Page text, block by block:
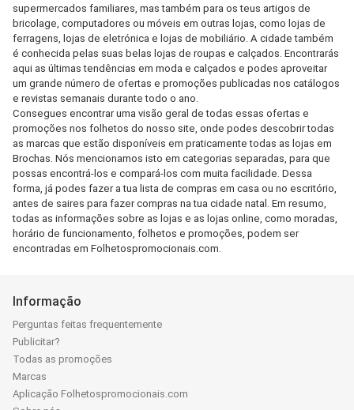
supermercados familiares, mas também para os teus artigos de
bricolage, computadores ou móveis em outras lojas, como lojas de
ferragens, lojas de eletrónica e lojas de mobiliário. A cidade também
é conhecida pelas suas belas lojas de roupas e calçados. Encontrarás
aqui as últimas tendências em moda e calçados e podes aproveitar
um grande número de ofertas e promoções publicadas nos catálogos
e revistas semanais durante todo o ano.
Consegues encontrar uma visão geral de todas essas ofertas e
promoções nos folhetos do nosso site, onde podes descobrir todas
as marcas que estão disponíveis em praticamente todas as lojas em
Brochas. Nós mencionamos isto em categorias separadas, para que
possas encontrá-los e compará-los com muita facilidade. Dessa
forma, já podes fazer a tua lista de compras em casa ou no escritório,
antes de saires para fazer compras na tua cidade natal. Em resumo,
todas as informações sobre as lojas e as lojas online, como moradas,
horário de funcionamento, folhetos e promoções, podem ser
encontradas em Folhetospromocionais.com.
Informação
Perguntas feitas frequentemente
Publicitar?
Todas as promoções
Marcas
Aplicação Folhetospromocionais.com